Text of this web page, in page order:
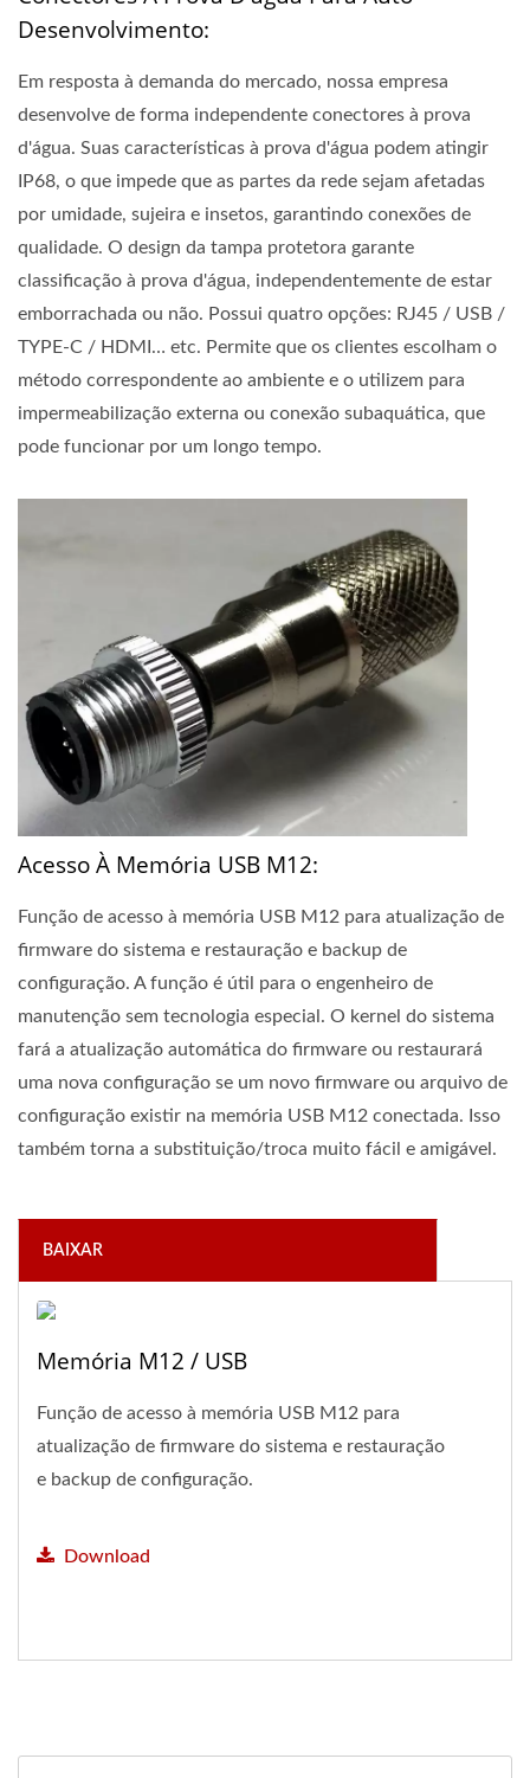
Desenvolvimento:
Em resposta à demanda do mercado, nossa empresa
desenvolve de forma independente conectores à prova
d'água. Suas características à prova d'água podem atingir
IP68, o que impede que as partes da rede sejam afetadas
por umidade, sujeira e insetos, garantindo conexões de
qualidade. O design da tampa protetora garante
classificação à prova d'água, independentemente de estar
emborrachada ou não. Possui quatro opções: RJ45 / USB /
TYPE-C / HDMI… etc. Permite que os clientes escolham o
método correspondente ao ambiente e o utilizem para
impermeabilização externa ou conexão subaquática, que
pode funcionar por um longo tempo.
Acesso À Memória USB M12:
Função de acesso à memória USB M12 para atualização de
firmware do sistema e restauração e backup de
configuração. A função é útil para o engenheiro de
manutenção sem tecnologia especial. O kernel do sistema
fará a atualização automática do firmware ou restaurará
uma nova configuração se um novo firmware ou arquivo de
configuração existir na memória USB M12 conectada. Isso
também torna a substituição/troca muito fácil e amigável.
BAIXAR
Memória M12 / USB
Função de acesso à memória USB M12 para
atualização de firmware do sistema e restauração
e backup de configuração.
Download